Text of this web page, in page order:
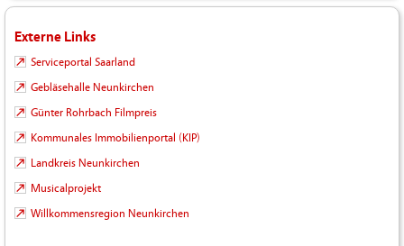
Externe Links
Serviceportal Saarland
Gebläsehalle Neunkirchen
Günter Rohrbach Filmpreis
Kommunales Immobilienportal (KIP)
Landkreis Neunkirchen
Musicalprojekt
Willkommensregion Neunkirchen